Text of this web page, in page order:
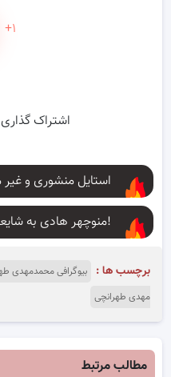
+۱
اشتراک
استایل منشوری و غیر
منوچهر هادی به شایعه طلاقش از یکتا ناصر پاسخ داد!
برچسب ها : بیوگرافی محمدمهدی
مهدی طهرانچی
مطالب مرتبط